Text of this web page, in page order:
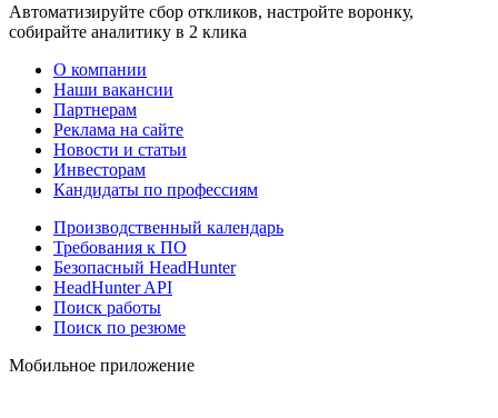
Автоматизируйте сбор откликов, настройте воронку,
собирайте аналитику в 2 клика
О компании
Наши вакансии
Партнерам
Реклама на сайте
Новости и статьи
Инвесторам
Кандидаты по профессиям
Производственный календарь
Требования к ПО
Безопасный HeadHunter
HeadHunter API
Поиск работы
Поиск по резюме
Мобильное приложение